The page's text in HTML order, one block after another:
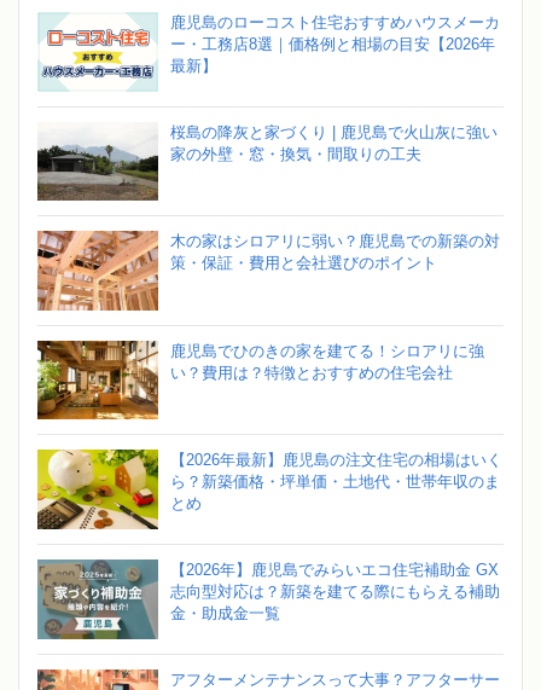
鹿児島のローコスト住宅おすすめハウスメーカ
ー・工務店8選｜価格例と相場の目安【2026年
最新】
桜島の降灰と家づくり | 鹿児島で火山灰に強い
家の外壁・窓・換気・間取りの工夫
木の家はシロアリに弱い？鹿児島での新築の対
策・保証・費用と会社選びのポイント
鹿児島でひのきの家を建てる！シロアリに強
い？費用は？特徴とおすすめの住宅会社
【2026年最新】鹿児島の注文住宅の相場はいく
ら？新築価格・坪単価・土地代・世帯年収のま
とめ
【2026年】鹿児島でみらいエコ住宅補助金 GX
志向型対応は？新築を建てる際にもらえる補助
金・助成金一覧
アフターメンテナンスって大事？アフターサー